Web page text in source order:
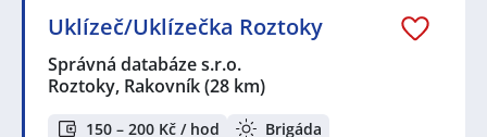
Uklízeč/Uklízečka Roztoky
Správná databáze s.r.o.
Roztoky, Rakovník(28 km)
150 – 200 Kč / hod
Brigáda